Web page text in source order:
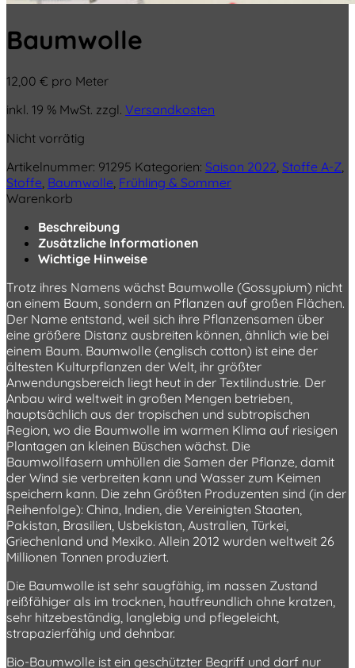
Baumwolle
12,00 € pro Meter
inkl. 19 % MwSt. zzgl. Versandkosten
Nicht vorrätig
Artikelnummer: 91295 Kategorien: Saison 2022 Stoffe A-Z
Stoffe Baumwolle Frühling & Sommer
Warenkorb
Beschreibung
Zusätzliche Informationen
Wichtige Hinweise
Trotz ihres Namens wächst Baumwolle (Gossypium) nicht
an einem Baum, sondern an Pflanzen auf großen Flächen.
Der Name entstand, weil sich ihre Pflanzensamen über
eine größere Distanz ausbreiten können, ähnlich wie bei
einem Baum. Baumwolle (englisch cotton) ist eine der
ältesten Kulturpflanzen der Welt, ihr größter
Anwendungsbereich liegt heut in der Textilindustrie. Der
Anbau wird weltweit in großen Mengen betrieben,
hauptsächlich aus der tropischen und subtropischen
Region, wo die Baumwolle im warmen Klima auf riesigen
Plantagen an kleinen Büschen wächst. Die
Baumwollfasern umhüllen die Samen der Pflanze, damit
der Wind sie verbreiten kann und Wasser zum Keimen
speichern kann. Die zehn Größten Produzenten sind (in der
Reihenfolge): China, Indien, die Vereinigten Staaten,
Pakistan, Brasilien, Usbekistan, Australien, Türkei,
Griechenland und Mexiko. Allein 2012 wurden weltweit 26
Millionen Tonnen produziert.
Die Baumwolle ist sehr saugfähig, im nassen Zustand
reißfähiger als im trocknen, hautfreundlich ohne kratzen,
sehr hitzebeständig, langlebig und pflegeleicht,
strapazierfähig und dehnbar.
Bio-Baumwolle ist ein geschützter Begriff und darf nur